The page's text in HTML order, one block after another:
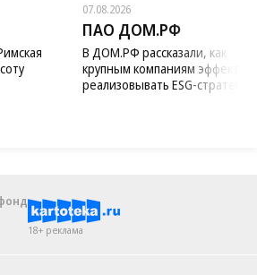
07.08.2026
ПАО ДОМ.РФ
В ДОМ.РФ рассказали, как
крупным компаниям
реализовывать ESG-стратегию
18+ реклама